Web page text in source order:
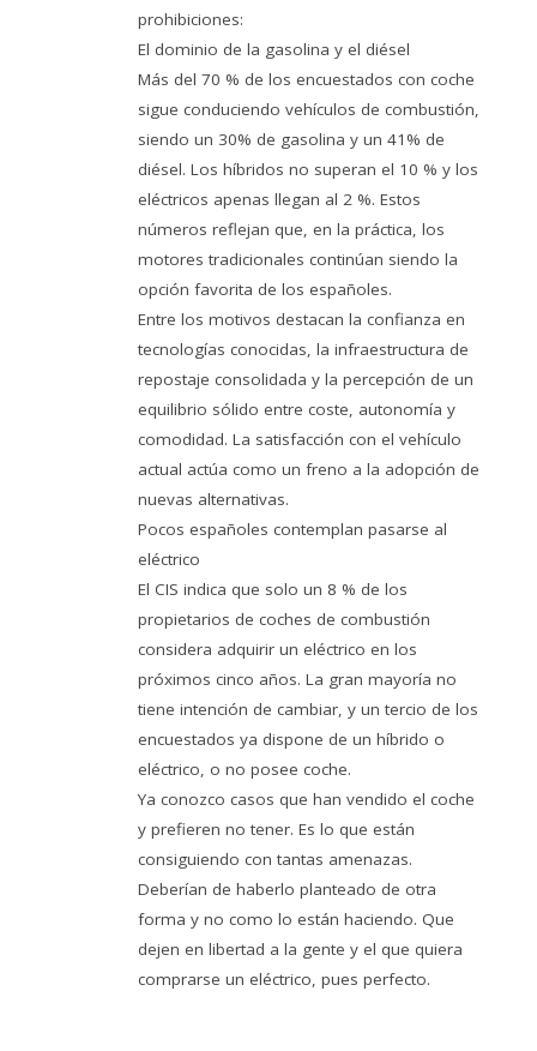
prohibiciones:
El dominio de la gasolina y el diésel
Más del 70 % de los encuestados con coche
sigue conduciendo vehículos de combustión,
siendo un 30% de gasolina y un 41% de
diésel. Los híbridos no superan el 10 % y los
eléctricos apenas llegan al 2 %. Estos
números reflejan que, en la práctica, los
motores tradicionales continúan siendo la
opción favorita de los españoles.
Entre los motivos destacan la confianza en
tecnologías conocidas, la infraestructura de
repostaje consolidada y la percepción de un
equilibrio sólido entre coste, autonomía y
comodidad. La satisfacción con el vehículo
actual actúa como un freno a la adopción de
nuevas alternativas.
Pocos españoles contemplan pasarse al
eléctrico
El CIS indica que solo un 8 % de los
propietarios de coches de combustión
considera adquirir un eléctrico en los
próximos cinco años. La gran mayoría no
tiene intención de cambiar, y un tercio de los
encuestados ya dispone de un híbrido o
eléctrico, o no posee coche.
Ya conozco casos que han vendido el coche
y prefieren no tener. Es lo que están
consiguiendo con tantas amenazas.
Deberían de haberlo planteado de otra
forma y no como lo están haciendo. Que
dejen en libertad a la gente y el que quiera
comprarse un eléctrico, pues perfecto.